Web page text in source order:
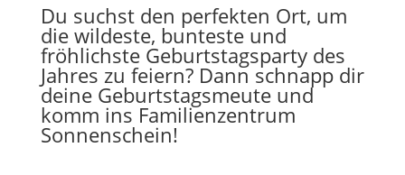
Du suchst den perfekten Ort, um
die wildeste, bunteste und
fröhlichste Geburtstagsparty des
Jahres zu feiern? Dann schnapp dir
deine Geburtstagsmeute und
komm ins Familienzentrum
Sonnenschein!